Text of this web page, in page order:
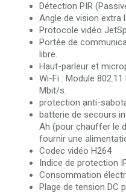
Détection PIR
Angle de vision extra
Protocole vidéo
Portée de
libre.
Haut-parleur et
Wi-Fi : Module
Mbit/s.
protection anti-
batterie de secours
Аh (pour chauffer le
fournir une
Codec vidéo H264
Indice de protection
Consommation
Plage de tension DC